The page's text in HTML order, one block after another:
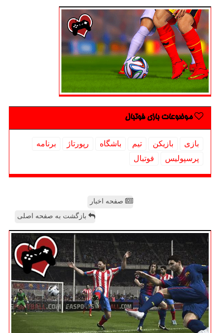
موضوعات بازی فوتبال
بازی بازیكن تیم باشگاه رپورتاژ
برنامه
پرسپولیس
فوتبال
صفحه اخبار
بازگشت به صفحه اصلی